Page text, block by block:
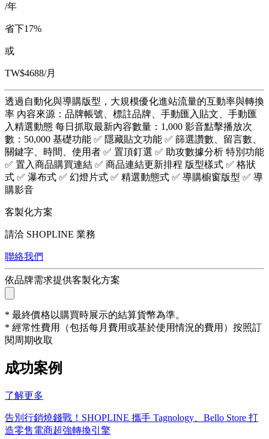
/年
省下17%
或
TW$4688/月
透過自動化與導購版型，大規模優化進站流量的互動率與轉換
率 內容來源：品牌帳號、標註品牌、手動匯入貼文、手動匯
入精選動態 每日抓取最新內容數量：1,000 影音點擊播放次
數：50,000 基礎功能 ✅ 隱藏貼文功能 ✅ 篩選讚數、留言數、
關鍵字、時間、使用者 ✅ 置頂釘選 ✅ 助攻數據分析 特別功能
✅ 置入商品購買連結 ✅ 商品連結更新排程 版型樣式 ✅ 格狀
式 ✅ 瀑布式 ✅ 幻燈片式 ✅ 精選動態式 ✅ 導購櫥窗版型 ✅ 導
購影音
客製化方案
請洽 SHOPLINE 業務
聯絡我們
依品牌需求提供客製化方案
* 最終價格以購買時展示的結算貨幣為準。
* 經常性費用（包括每月費用或基於使用情況的費用）按照訂
閱周期收取
成功案例
了解更多
告別行銷燒錢戰！SHOPLINE 攜手 Tagnology、Bello Store 打
造零售電商超強轉換引擎